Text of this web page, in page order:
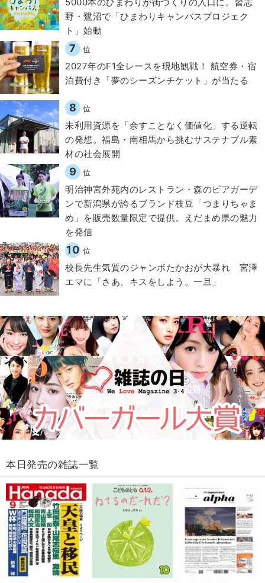
野・鷺沼で「ひまわりキャンパスプロジェク
ト」始動
7 位
2027年のF1全レースを現地観戦！ 航空券・宿
泊費付き「夢のシーズンチケット」が当たる
8 位
​​未利用資源を「余すことなく価値化」する逆転
の発想。福島・南相馬から挑むサステナブル素
材の社会展開​
9 位
明治神宮外苑内のレストラン・森のビアガーデ
ンで新潟県が誇るブランド枝豆「つまりちゃま
め」を販売数量限定で提供。えだまめ県の魅力
を発信
10 位
校長先生気質のジャンボたかおが大暴れ 宮澤
エマに「さあ、キスをしよう。一旦」
本日発売の雑誌一覧